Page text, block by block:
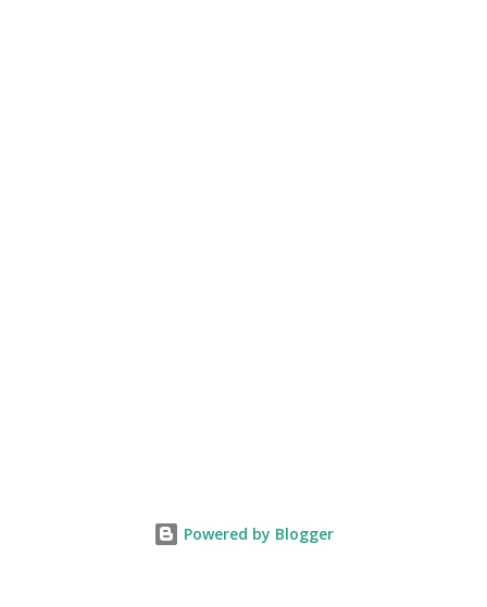
Powered by Blogger